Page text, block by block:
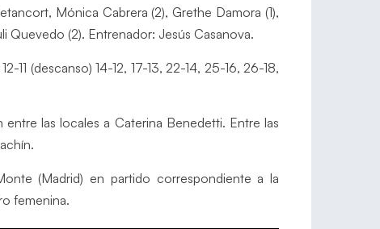
Mónica Cabrera (2), Grethe Damora (1),
Quevedo (2). Entrenador: Jesús Casanova.
(descanso) 14-12, 17-13, 22-14, 25-16, 26-18,
las locales a Caterina Benedetti. Entre las
(Madrid) en partido correspondiente a la
femenina.